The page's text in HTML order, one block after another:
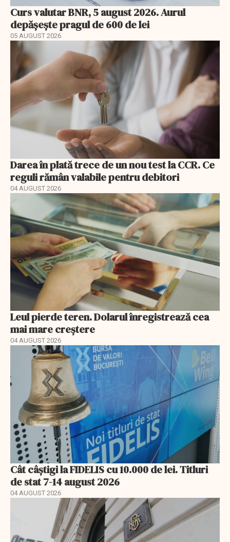
Curs valutar BNR, 5 august 2026. Aurul
depășește pragul de 600 de lei
05 AUGUST 2026
Darea în plată trece de un nou test la CCR. Ce
reguli rămân valabile pentru debitori
04 AUGUST 2026
Leul pierde teren. Dolarul înregistrează cea
mai mare creștere
04 AUGUST 2026
Cât câștigi la FIDELIS cu 10.000 de lei. Titluri
de stat 7-14 august 2026
04 AUGUST 2026